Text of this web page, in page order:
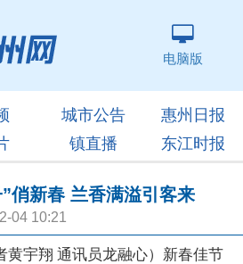
电脑版
城市公告
惠州日报
镇直播 东江时报
俏新春 兰香满溢引客来
10:21
宇翔 通讯员龙融心）新春佳节